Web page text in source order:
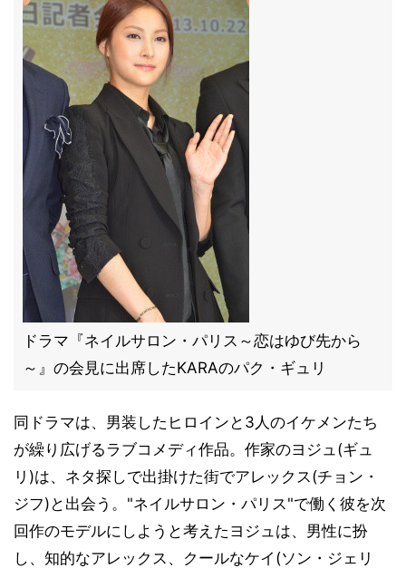
ドラマ『ネイルサロン・パリス～恋はゆび先から
～』の会見に出席したKARAのパク・ギュリ
同ドラマは、男装したヒロインと3人のイケメンたち
が繰り広げるラブコメディ作品。作家のヨジュ(ギュ
リ)は、ネタ探しで出掛けた街でアレックス(チョン・
ジフ)と出会う。"ネイルサロン・パリス"で働く彼を次
回作のモデルにしようと考えたヨジュは、男性に扮
し、知的なアレックス、クールなケイ(ソン・ジェリ